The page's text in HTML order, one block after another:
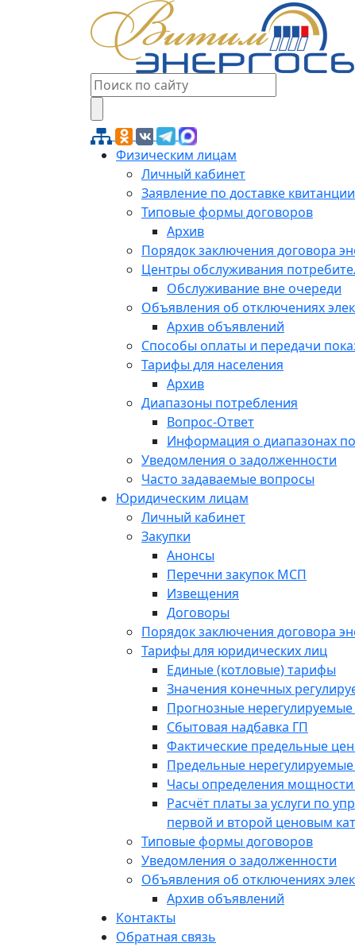
Физическим лицам
Личный кабинет
Заявление по доставке
Типовые формы договоров
Архив
Порядок заключения договора
Центры обслуживания
Обслуживание вне очереди
Объявления об отключениях
Архив объявлений
Способы оплаты и передачи
Тарифы для населения
Архив
Диапазоны потребления
Вопрос-Ответ
Информация о диапазонах
Уведомления о задолженности
Часто задаваемые вопросы
Юридическим лицам
Личный кабинет
Закупки
Анонсы
Перечни закупок МСП
Извещения
Договоры
Порядок заключения договора
Тарифы для юридических лиц
Единые (котловые) тарифы
Значения конечных
Прогнозные
Сбытовая надбавка ГП
Фактические предельные
Предельные
Часы определения
Расчёт платы за услуги по
первой и второй ценовым
Типовые формы договоров
Уведомления о задолженности
Объявления об отключениях
Архив объявлений
Контакты
Обратная связь